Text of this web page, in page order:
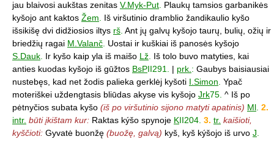
jau blaivosi aukštas zenitas V.Myk-Put Plaukų tamsios garbanikės
kyšojo ant kaktos Žem
Iš viršutinio dramblio žandikaulio kyšo
išsikišę dvi didžiosios iltys rš Ant jų galvų kyšojo taurų, bulių, ožių ir
briedžių ragai M.Valanč Uostai ir kuškiai iš panosės kyšojo
S.Dauk Ir kyšo kaip yla iš maišo Lž Iš tolo buvo matyties, kai
anties kuodas kyšojo iš gūžtos BsPII291. | prk. : Gaubys baisiausiai
nustebęs, kad net žodis palieka gerklėj kyšoti I.Simon Ypač
moteriškei uždengtasis bliūdas akyse vis kyšojo Jrk75. ^ Iš po
pėtnyčios subata kyšo (iš po viršutinio sijono matyti apatinis) Ml 2.
intr. būti įkištam kur: Raktas kýšo spynoje KII204. 3. tr. kaišioti,
kyščioti: Gyvatė buonžę (buožę, galvą) kyš, kyš kýšojo iš urvo J